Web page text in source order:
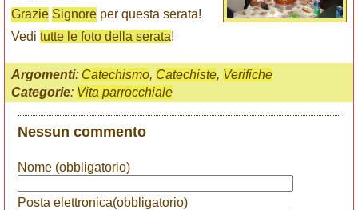
Grazie Signore per questa serata!
Vedi tutte le foto della serata!
Argomenti: Catechismo, Catechiste, Verifiche
Categorie: Vita parrocchiale
Nessun commento
Nome (obbligatorio)
Posta elettronica(obbligatorio)